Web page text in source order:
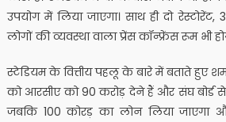
उपयोग में लिया जाएगा। साथ ही दो
लोगों की व्यवस्था वाला प्रेंस कॉन्फ्रेंस रूम भी
स्टेडियम के वित्तीय पहलू के बारे में बताते हुए
को आरसीए को 90 करोड़ देने हैं और संघ बोर्ड
जबकि 100 कोरड़ का लोन लिया जाएगा